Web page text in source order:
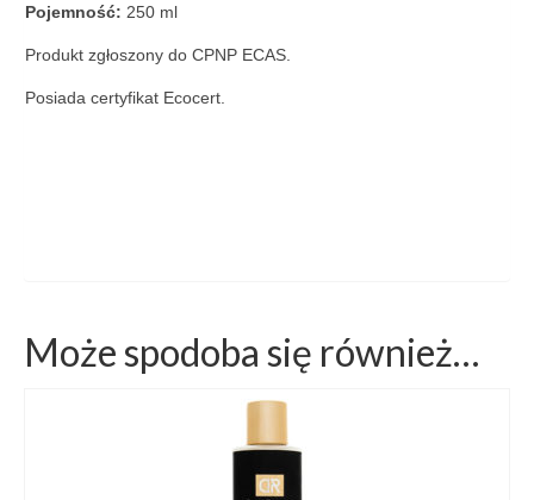
Pojemność: 250 ml
Produkt zgłoszony do CPNP ECAS.
Posiada certyfikat Ecocert.
Może spodoba się również…